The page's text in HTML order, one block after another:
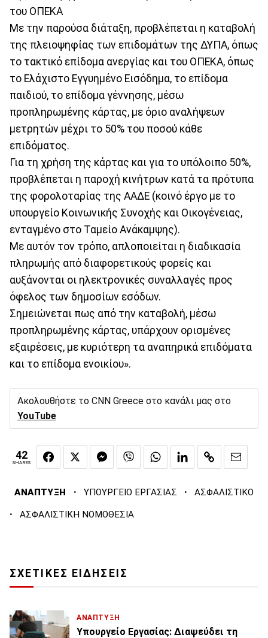
του ΟΠΕΚΑ
Με την παρούσα διάταξη, προβλέπεται η καταβολή
της πλειοψηφίας των επιδομάτων της ΔΥΠΑ, όπως
το τακτικό επίδομα ανεργίας και του ΟΠΕΚΑ, όπως
το Ελάχιστο Εγγυημένο Εισόδημα, το επίδομα
παιδιού, το επίδομα γέννησης, μέσω
προπληρωμένης κάρτας, με όριο αναλήψεων
μετρητών μέχρι το 50% του ποσού κάθε
επιδόματος.
Για τη χρήση της κάρτας και για το υπόλοιπο 50%,
προβλέπεται η παροχή κινήτρων κατά τα πρότυπα
της φορολοταρίας της ΑΑΔΕ (κοινό έργο με το
υπουργείο Κοινωνικής Συνοχής και Οικογένειας,
ενταγμένο στο Ταμείο Ανάκαμψης).
Με αυτόν τον τρόπο, απλοποιείται η διαδικασία
πληρωμής από διαφορετικούς φορείς και
αυξάνονται οι ηλεκτρονικές συναλλαγές προς
όφελος των δημοσίων εσόδων.
Σημειώνεται πως από την καταβολή, μέσω
προπληρωμένης κάρτας, υπάρχουν ορισμένες
εξαιρέσεις, με κυριότερη τα αναπηρικά επιδόματα
και το επίδομα ενοικίου».
Ακολουθήστε το CNN Greece στο κανάλι μας στο
YouTube
42
SHARES
ΑΝΑΠΤΥΞΗ · ΥΠΟΥΡΓΕΙΟ ΕΡΓΑΣΙΑΣ · ΑΣΦΑΛΙΣΤΙΚΟ
· ΑΣΦΑΛΙΣΤΙΚΗ ΝΟΜΟΘΕΣΙΑ
ΣΧΕΤΙΚΕΣ ΕΙΔΗΣΕΙΣ
ΑΝΑΠΤΥΞΗ
Υπουργείο Εργασίας: Διαψεύδει τη